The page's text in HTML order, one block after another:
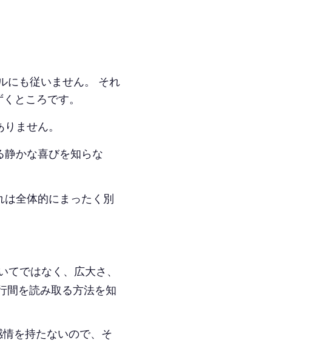
にも従いません。 それ
ところです。
ません。
静かな喜びを知らな
全体的にまったく別
てではなく、広大さ、
間を読み取る方法を知
を持たないので、そ